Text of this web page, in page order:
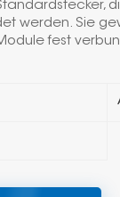
werden. Sie
fest